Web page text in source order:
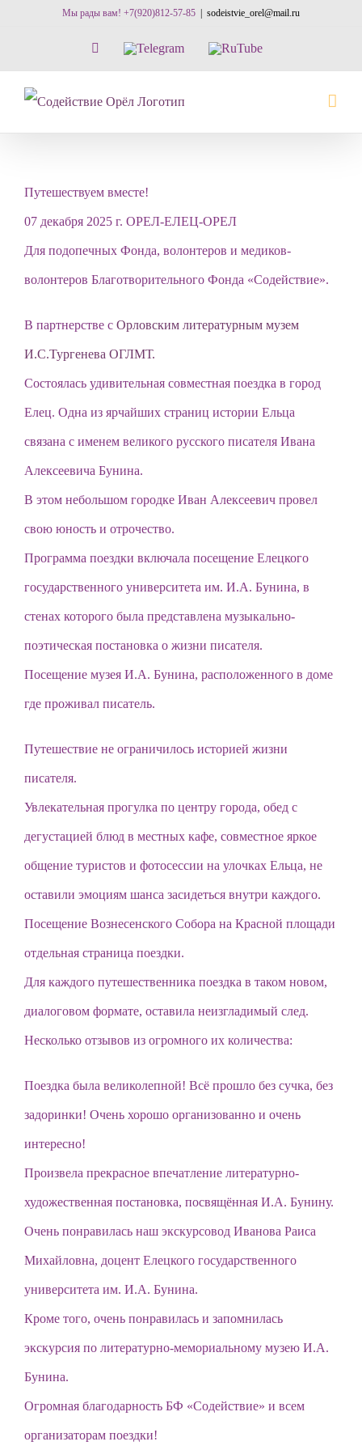
content
Мы рады вам! +7(920)812-57-85 sodeistvie_orel@mail.ru
Telegram RuTube
Путешествуем вместе!
07 декабря 2025 г. ОРЕЛ-ЕЛЕЦ-ОРЕЛ
Для подопечных Фонда, волонтеров и медиков-
волонтеров Благотворительного Фонда «Содействие».
В партнерстве с Орловским литературным музем
И.С.Тургенева ОГЛМТ.
Состоялась удивительная совместная поездка в город
Елец. Одна из ярчайших страниц истории Ельца
связана с именем великого русского писателя Ивана
Алексеевича Бунина.
В этом небольшом городке Иван Алексеевич провел
свою юность и отрочество.
Программа поездки включала посещение Елецкого
государственного университета им. И.А. Бунина, в
стенах которого была представлена музыкально-
поэтическая постановка о жизни писателя.
Посещение музея И.А. Бунина, расположенного в доме
где проживал писатель.
Путешествие не ограничилось историей жизни
писателя.
Увлекательная прогулка по центру города, обед с
дегустацией блюд в местных кафе, совместное яркое
общение туристов и фотосессии на улочках Ельца, не
оставили эмоциям шанса засидеться внутри каждого.
Посещение Вознесенского Собора на Красной площади
отдельная страница поездки.
Для каждого путешественника поездка в таком новом,
диалоговом формате, оставила неизгладимый след.
Несколько отзывов из огромного их количества:
Поездка была великолепной! Всё прошло без сучка, без
задоринки! Очень хорошо организованно и очень
интересно!
Произвела прекрасное впечатление литературно-
художественная постановка, посвящённая И.А. Бунину.
Очень понравилась наш экскурсовод Иванова Раиса
Михайловна, доцент Елецкого государственного
университета им. И.А. Бунина.
Кроме того, очень понравилась и запомнилась
экскурсия по литературно-мемориальному музею И.А.
Бунина.
Огромная благодарность БФ «Содействие» и всем
организаторам поездки!